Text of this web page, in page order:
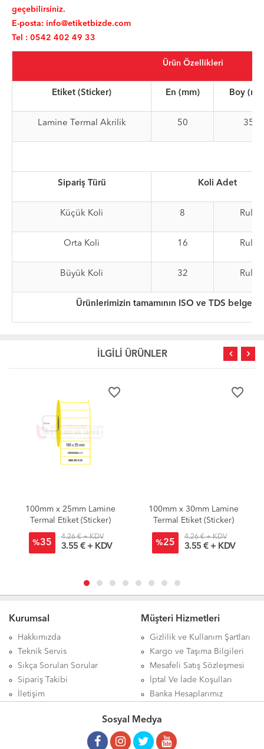
geçebilirsiniz.
E-posta: info@etiketbizde.com
Tel : 0542 402 49 33
Ürün Özellikleri
Etiket (Sticker) En (mm) Boy
Lamine Termal Akrilik 50 35
Sipariş Türü Koli Adet
Küçük Koli 8 Rulo
Orta Koli 16 Rulo
Büyük Koli 32 Rulo
Ürünlerimizin tamamının ISO ve TDS
İLGİLİ ÜRÜNLER
favorite_border
100mm x 25mm Lamine
Termal Etiket (Sticker)
%35
4.26 € + KDV
3.55 € + KDV
favorite_border
100mm x 30mm Lamine
Termal Etiket (Sticker)
%25
4.26 € + KDV
3.55 € + KDV
Kurumsal
Hakkımızda
Teknik Servis
Sıkça Sorulan Sorular
Sipariş Takibi
İletişim
Müşteri Hizmetleri
Gizlilik ve Kullanım Şartları
Kargo ve Taşıma Bilgileri
Mesafeli Satış Sözleşmesi
İptal Ve İade Koşulları
Banka Hesaplarımız
Sosyal Medya